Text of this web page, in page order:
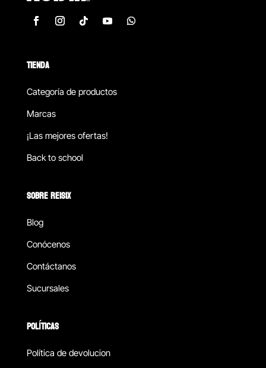
TIENDA
Categoría de productos
Marcas
¡Las mejores ofertas!
Back to school
SOBRE REISIX
Blog
Conócenos
Contáctanos
Sucursales
POLÍTICAS
Política de devolucion